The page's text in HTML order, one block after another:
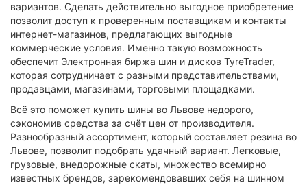
вариантов. Сделать действительно выгодное приобретение
позволит доступ к проверенным поставщикам и контакты
интернет-магазинов, предлагающих выгодные
коммерческие условия. Именно такую возможность
обеспечит Электронная биржа шин и дисков TyreTrader,
которая сотрудничает с разными представительствами,
продавцами, магазинами, торговыми площадками.
Всё это поможет купить шины во Львове недорого,
сэкономив средства за счёт цен от производителя.
Разнообразный ассортимент, который составляет резина во
Львове, позволит подобрать удачный вариант. Легковые,
грузовые, внедорожные скаты, множество всемирно
известных брендов, зарекомендовавших себя на шинном